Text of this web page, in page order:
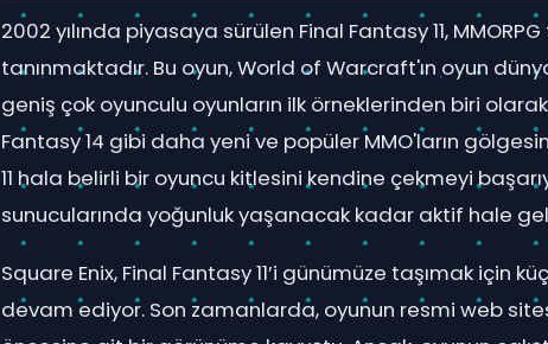
2002 yılında piyasaya sürülen Final Fantasy 11,
tanınmaktadır. Bu oyun, World of Warcraft'ın oyun
geniş çok oyunculu oyunların ilk örneklerinden biri
Fantasy 14 gibi daha yeni ve popüler MMO'ların
11 hala belirli bir oyuncu kitlesini kendine çekmeyi
sunucularında yoğunluk yaşanacak kadar aktif hale
Square Enix, Final Fantasy 11’i günümüze taşımak için
devam ediyor. Son zamanlarda, oyunun resmi web